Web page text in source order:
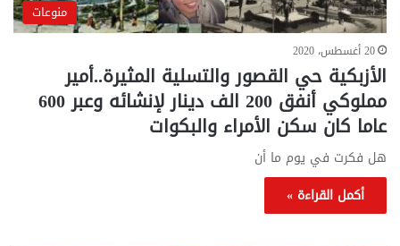
منوعات
20 أغسطس، 2020
الأزبكية حي القصور والتسلية المثيرة..أمير
مملوكي أنفق 200 الف دينار لإنشائه وعبر 600
عاما كان سكن الأمراء والبكوات
هل فكرت في يوم ما أن
أكمل القراءة »